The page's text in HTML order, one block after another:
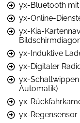
yx-Bluetooth
yx-Online-
yx-Kia-
yx-Induktive
yx-Digitaler
yx-
Automatik)
yx-
yx-Regensensor